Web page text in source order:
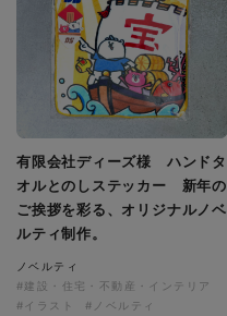
有限会社ディーズ様 ハンドタ
オルとのしステッカー 新年の
ご挨拶を彩る、オリジナルノベ
ルティ制作。
ノベルティ
#建設・住宅・不動産・インテリア
#イラスト
#ノベルティ